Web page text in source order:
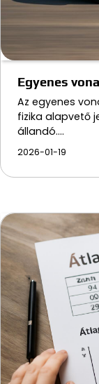
Egyenes
Az egyenes
fizika alapvető
állandó.…
2026-01-19